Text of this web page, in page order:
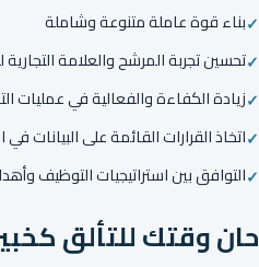
بناء قوة عاملة متنوعة وشاملة
تحسين تجربة المرشح والعلامة
زيادة الكفاءة والفعالية في عمليات
اتخاذ القرارات القائمة على البيانات
التوافق بين استراتيجيات التوظيف
حان وقتك للتألق